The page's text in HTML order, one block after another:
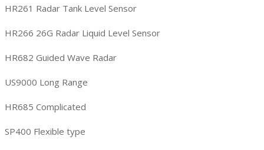
HR261 Radar Tank Level Sensor
HR266 26G Radar Liquid Level Sensor
HR682 Guided Wave Radar
US9000 Long Range
HR685 Complicated
SP400 Flexible type